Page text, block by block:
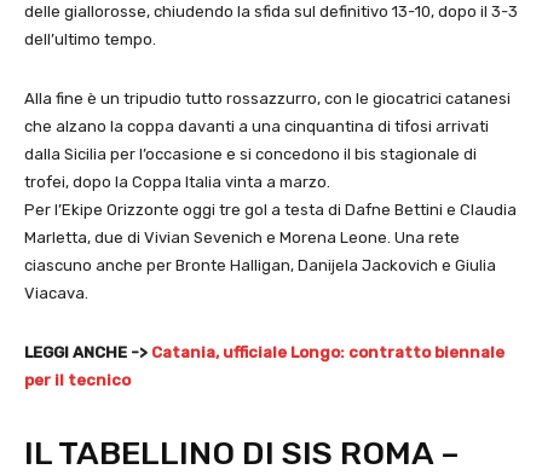
delle giallorosse, chiudendo la sfida sul definitivo 13-10, dopo il 3-3
dell’ultimo tempo.
Alla fine è un tripudio tutto rossazzurro, con le giocatrici catanesi
che alzano la coppa davanti a una cinquantina di tifosi arrivati
dalla Sicilia per l’occasione e si concedono il bis stagionale di
trofei, dopo la Coppa Italia vinta a marzo.
Per l’Ekipe Orizzonte oggi tre gol a testa di Dafne Bettini e Claudia
Marletta, due di Vivian Sevenich e Morena Leone. Una rete
ciascuno anche per Bronte Halligan, Danijela Jackovich e Giulia
Viacava.
LEGGI ANCHE -> Catania, ufficiale Longo: contratto biennale
per il tecnico
IL TABELLINO DI SIS ROMA –